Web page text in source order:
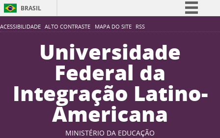
ACESSIBILIDADE ALTO CONTRASTE MAPA DO SITE RSS
BRASIL
Simplifique!
Participe
Acesso à informação
Legislação
Canais
Universidade
Federal da
Integração Latino-
Americana
MINISTÉRIO DA EDUCAÇÃO